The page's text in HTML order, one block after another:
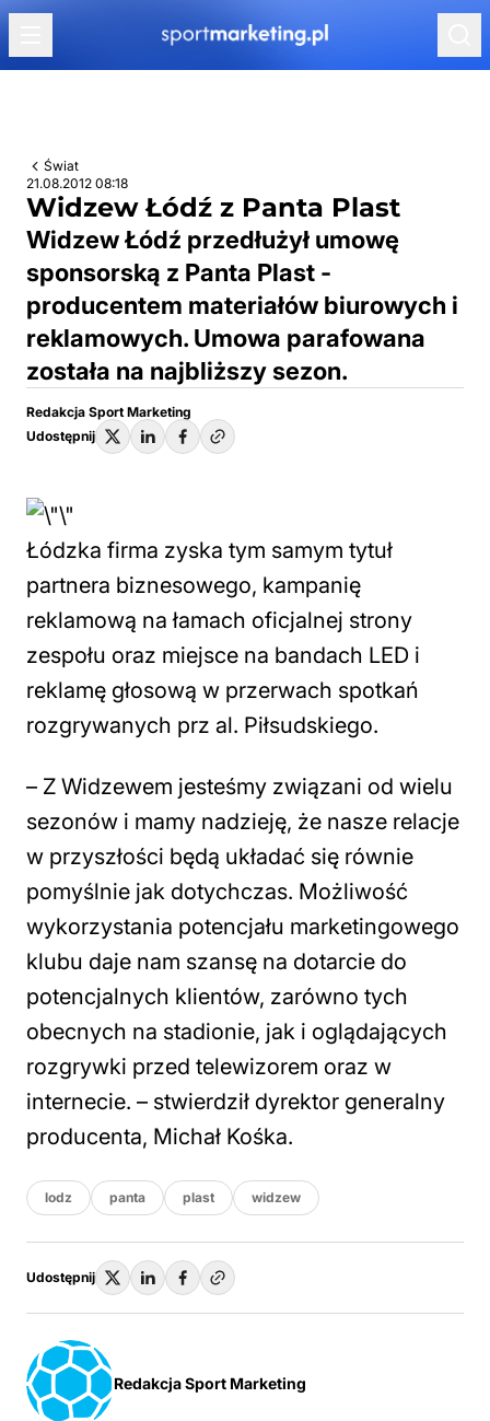
Przejdź do treści
Świat
21.08.2012 08:18
Widzew Łódź z Panta Plast
Widzew Łódź przedłużył umowę
sponsorską z Panta Plast -
producentem materiałów biurowych i
reklamowych. Umowa parafowana
została na najbliższy sezon.
Redakcja Sport Marketing
Udostępnij
Łódzka firma zyska tym samym tytuł
partnera biznesowego, kampanię
reklamową na łamach oficjalnej strony
zespołu oraz miejsce na bandach LED i
reklamę głosową w przerwach spotkań
rozgrywanych prz al. Piłsudskiego.
– Z Widzewem jesteśmy związani od wielu
sezonów i mamy nadzieję, że nasze relacje
w przyszłości będą układać się równie
pomyślnie jak dotychczas. Możliwość
wykorzystania potencjału marketingowego
klubu daje nam szansę na dotarcie do
potencjalnych klientów, zarówno tych
obecnych na stadionie, jak i oglądających
rozgrywki przed telewizorem oraz w
internecie. – stwierdził dyrektor generalny
producenta, Michał Kośka.
lodz panta plast widzew
Udostępnij
Redakcja Sport Marketing